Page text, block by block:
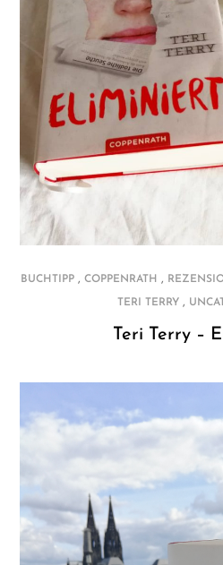
BUCHTIPP, COPPENRATH ,
TERI TERRY ,
Teri Terry –